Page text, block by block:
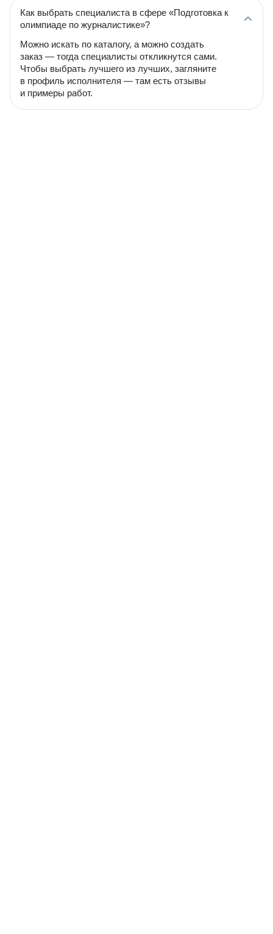
Как выбрать специалиста в сфере «Подготовка к
олимпиаде по журналистике»?
Можно искать по каталогу, а можно создать
заказ — тогда специалисты откликнутся сами.
Чтобы выбрать лучшего из лучших, загляните
в профиль исполнителя — там есть отзывы
и примеры работ.